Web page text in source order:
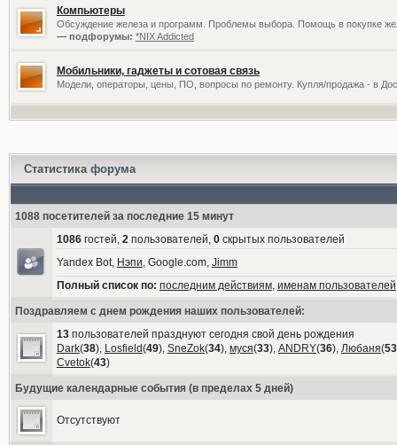
Компьютеры
Обсуждение железа и программ. Проблемы выбора. Помощь в покупке
— подфорумы: *NIX Addicted
Мобильники, гаджеты и сотовая связь
Модели, операторы, цены, ПО, вопросы по ремонту. Купля/продажа - в
Статистика форума
1088 посетителей за последние 15 минут
1086гостей, 2пользователей, 0скрытых пользователей
Yandex Bot, Нэпи, Google.com, Jimm
Полный список по: последним действиям, именам пользователей
Поздравляем с днем рождения наших пользователей:
13пользователей празднуют сегодня свой день рождения
Dark(38), Losfield(49), SneZok(34), муся(33), ANDRY(36), Любаня(53
Cvetok(43)
Будущие календарные события (в пределах 5 дней)
Отсутствуют